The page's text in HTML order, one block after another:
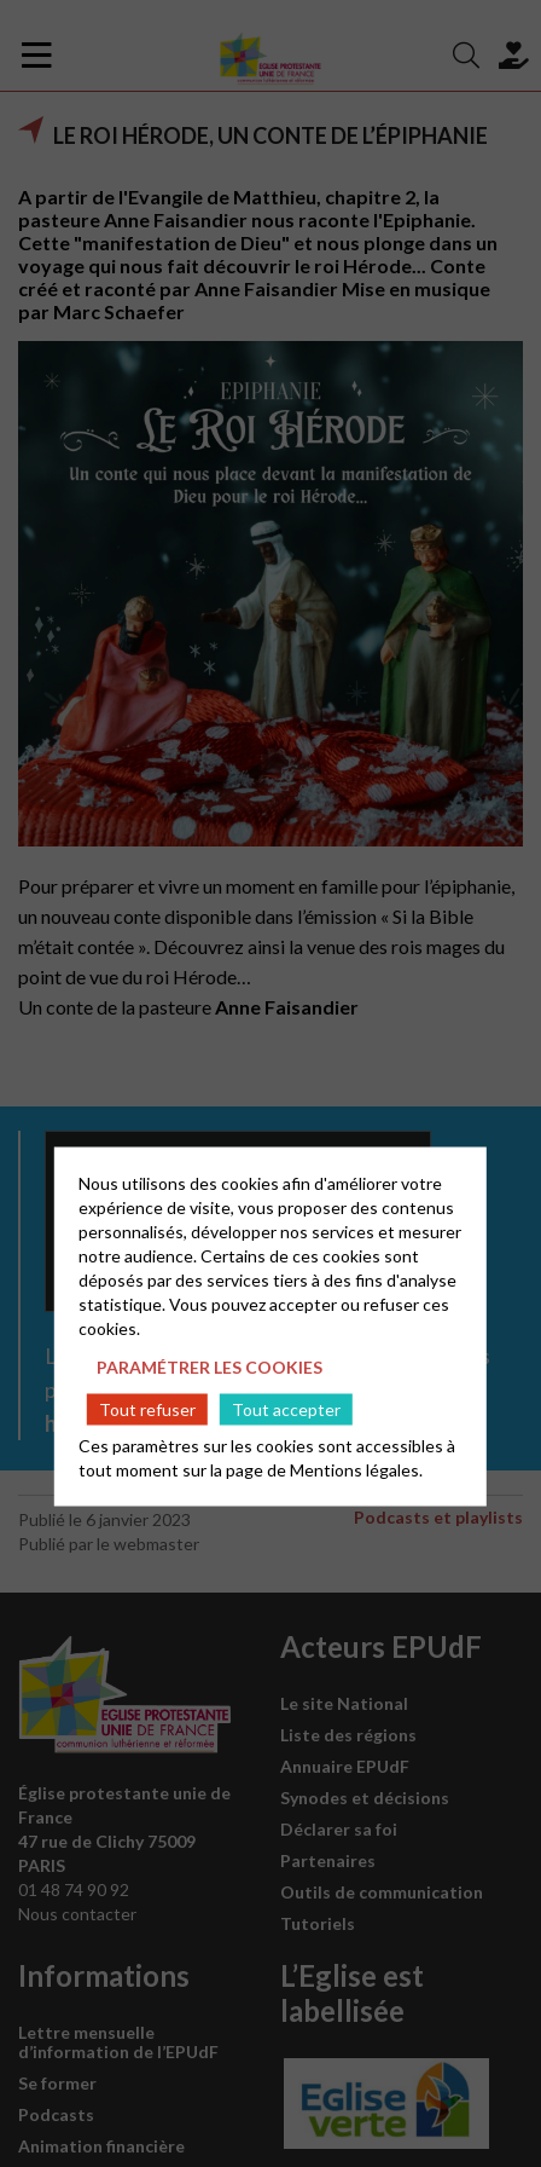
LE ROI HÉRODE, UN CONTE DE L’ÉPIPHANIE
A partir de l'Evangile de Matthieu, chapitre 2, la
pasteure Anne Faisandier nous raconte l'Epiphanie.
Cette "manifestation de Dieu" et nous plonge dans un
voyage qui nous fait découvrir le roi Hérode... Conte
créé et raconté par Anne Faisandier Mise en musique
par Marc Schaefer
Pour préparer et vivre un moment en famille pour l’épiphanie,
un nouveau conte disponible dans l’émission « Si la Bible
m’était contée ». Découvrez ainsi la venue des rois mages du
point de vue du roi Hérode…
Un conte de la pasteureAnne Faisandier
Lien pour écouter le podcast sur les différentes
plateformes de streaming :
https://audmns.com/DTMjPhh
Publié le 6 janvier 2023
Publié par le webmaster
Podcasts et playlists
Église protestante unie de
France
47 rue de Clichy 75009
PARIS
01 48 74 90 92
Nous contacter
Acteurs EPUdF
Le site National
Liste des régions
Annuaire EPUdF
Synodes et décisions
Déclarer sa foi
Partenaires
Outils de communication
Tutoriels
Informations
Lettre mensuelle
d’information de l’EPUdF
Se former
Podcasts
Animation financière
L’Eglise est
labellisée
Nous utilisons des cookies afin d'améliorer votre
expérience de visite, vous proposer des contenus
personnalisés, développer nos services et mesurer
notre audience. Certains de ces cookies sont
déposés par des services tiers à des fins d'analyse
statistique. Vous pouvez accepter ou refuser ces
cookies.
PARAMÉTRER LES COOKIES
Tout refuser
Tout accepter
Ces paramètres sur les cookies sont accessibles à
tout moment sur la page deMentions légales.